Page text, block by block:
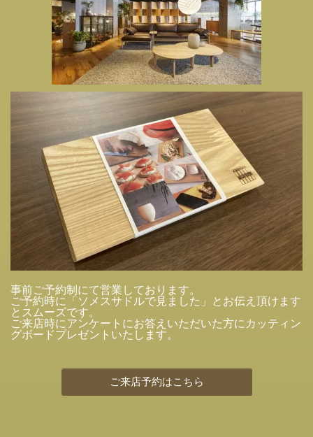
事前ご予約制にて営業しております。
ご予約時に「ソメスサドルで見ました」とお伝え頂けます
とスムーズです。
ご来店時にアンケートにお答えいただいた方にカッティン
グボードプレゼントいたします。
ご来店予約はこちら